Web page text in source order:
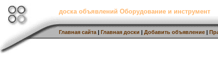
доска объявлений Оборудование и инструмент
Главная сайта | Главная доски | Добавить объявление |